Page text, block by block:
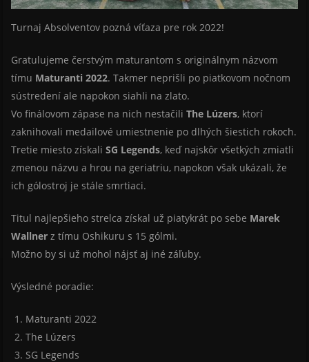
Turnaj Absolventov pozná víťaza pre rok 2022!
Gratulujeme čerstvým maturantom s originálnym názvom
tímu Maturanti 2022. Takmer neprišli po piatkovom nočnom
sústredení ale napokon siahli na zlato.
Vo finálovom zápase na nich nestačili The Lúzers, ktorí
zaknihovali medailové umiestnenie po dlhých šiestich rokoch.
Tretie miesto získali SG Legends, keď najskôr všetkých zmiatli
zmenou názvu a hrou na geriatriu, napokon však ukázali, že
ich gólostroj je stále smrtiaci.
Titul najlepšieho strelca získal už piatykrát po sebe Marek
Wallnerz tímu Oshikuru s 15 gólmi.
Možno by si už mohol nájsť aj iné záľuby.
Výsledné poradie:
Maturanti 2022
The Lúzers
SG Legends